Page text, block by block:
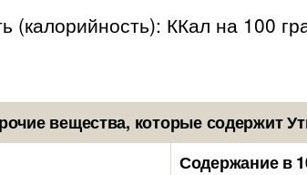
(калорийность): ККал на 100
вещества, которые содержит
Содержание в